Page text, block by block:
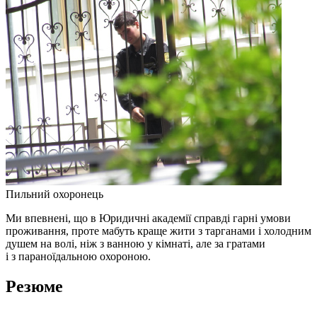
Пильний охоронець
Ми впевнені, що в Юридичні академії справді гарні умови
проживання, проте мабуть краще жити з тарганами і холодним
душем на волі, ніж з ванною у кімнаті, але за гратами
і з параноїдальною охороною.
Резюме